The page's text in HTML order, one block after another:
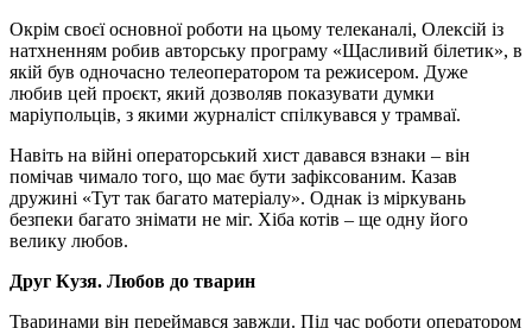
Окрім своєї основної роботи на цьому телеканалі, Олексій із
натхненням робив авторську програму «Щасливий білетик», в
якій був одночасно телеоператором та режисером. Дуже
любив цей проєкт, який дозволяв показувати думки
маріупольців, з якими журналіст спілкувався у трамваї.
Навіть на війні операторський хист давався взнаки – він
помічав чимало того, що має бути зафіксованим. Казав
дружині «Тут так багато матеріалу». Однак із міркувань
безпеки багато знімати не міг. Хіба котів – ще одну його
велику любов.
Друг Кузя. Любов до тварин
Тваринами він переймався завжди. Під час роботи оператором